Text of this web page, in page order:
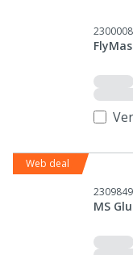
2300008
Web deal
2309849
MS